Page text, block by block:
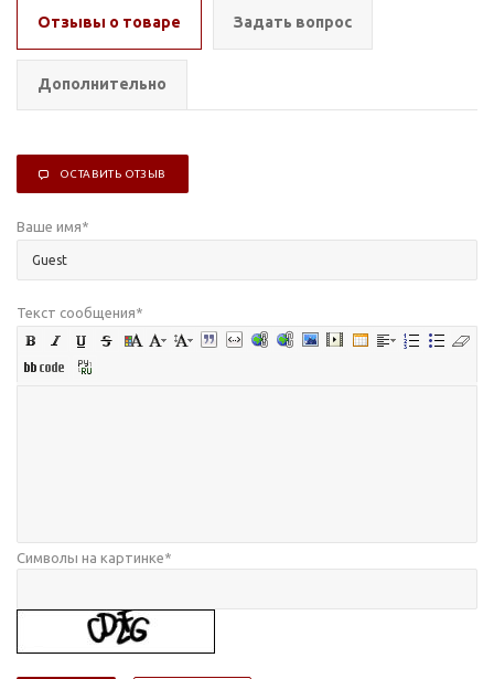
Отзывы о товаре Задать вопрос
Дополнительно
ОСТАВИТЬ ОТЗЫВ
Ваше имя*
Текст сообщения*
Символы на картинке*